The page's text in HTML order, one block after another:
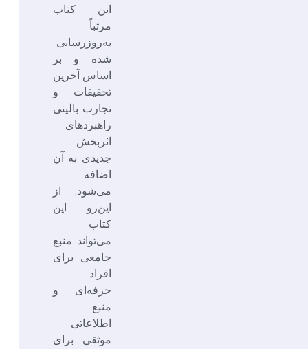
این کتاب
مرتباً
به‌روزرسانی
شده و بر
اساس آخرین
تحقیقات و
تجارب بالینی
راهبردهای
اثربخش
جدیدی به آن
اضافه
می‌شود. از
این‌رو این
کتاب
می‌تواند منبع
جامعی برای
افراد
حرفه‌ای و
منبع
اطلاعاتی
موثقی برای